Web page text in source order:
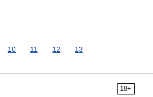
10 11 12 13
18+